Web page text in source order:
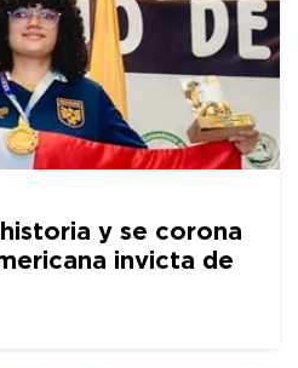
y se corona
invicta de